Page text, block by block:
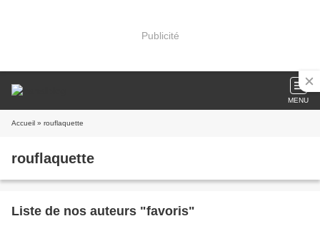
Publicité
MENU
Accueil » rouflaquette
rouflaquette
Liste de nos auteurs "favoris"